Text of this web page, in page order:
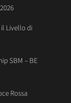
Livello di
SBM – BE
Rossa